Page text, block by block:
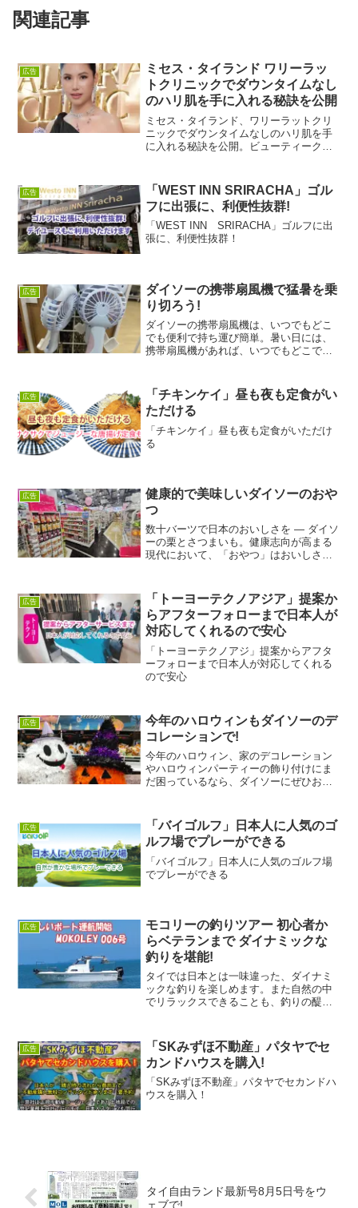
関連記事
広告
ミセス・タイランド ワリーラッ
トクリニックでダウンタイムなし
のハリ肌を手に入れる秘訣を公開
ミセス・タイランド、ワリーラットクリ
ニックでダウンタイムなしのハリ肌を手
に入れる秘訣を公開。ビューティークイ
ョー・チュラパン ミセス・タイラン
ド・アジア・インターナショ...
広告
「WEST INN SRIRACHA」ゴル
フに出張に、利便性抜群!
「WEST INN SRIRACHA」ゴルフに出
張に、利便性抜群！
広告
ダイソーの携帯扇風機で猛暑を乗
り切ろう!
ダイソーの携帯扇風機は、いつでもどこ
でも便利で持ち運び簡単。暑い日には、
携帯扇風機があれば、いつでもどこでも
ンパクトで軽量なデザインなので持ち運
びも楽々。仕事、旅行、運...
広告
「チキンケイ」昼も夜も定食がい
ただける
「チキンケイ」昼も夜も定食がいただけ
る
広告
健康的で美味しいダイソーのおや
つ
数十バーツで日本のおいしさを ― ダイソ
ーの栗とさつまいも。健康志向が高まる
現代において、「おやつ」はおいしさと
手軽に購入できる「焼き栗」と「さつま
いも」は、特に人気の...
広告
「トーヨーテクノアジア」提案か
らアフターフォローまで日本人が
対応してくれるので安心
「トーヨーテクノアジ」提案からアフタ
ーフォローまで日本人が対応してくれる
ので安心
広告
今年のハロウィンもダイソーのデ
コレーションで!
今年のハロウィン、家のデコレーション
やハロウィンパーティーの飾り付けにま
だ困っているなら、ダイソーにぜひお越
勢ぞろいし、どれもお手頃価格です！ダ
イソーでハロウィンアイテ...
広告
「バイゴルフ」日本人に人気のゴ
ルフ場でプレーができる
「バイゴルフ」日本人に人気のゴルフ場
でプレーができる
広告
モコリーの釣りツアー 初心者か
らベテランまで ダイナミックな
釣りを堪能!
タイでは日本とは一味違った、ダイナミ
ックな釣りを楽しめます。また自然の中
でリラックスできることも、釣りの醍醐
い…」「道具も持っていないし、初心者
でもできるの？」 という方も...
広告
「SKみずほ不動産」パタヤでセ
カンドハウスを購入!
「SKみずほ不動産」パタヤでセカンドハ
ウスを購入！
タイ自由ランド最新号8月5日号をウ
ェブで!